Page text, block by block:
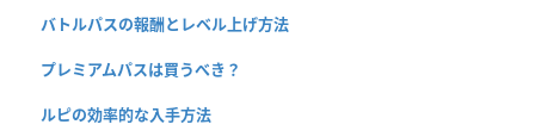
バトルパスの報酬とレベル上げ方法
プレミアムパスは買うべき？
ルピの効率的な入手方法